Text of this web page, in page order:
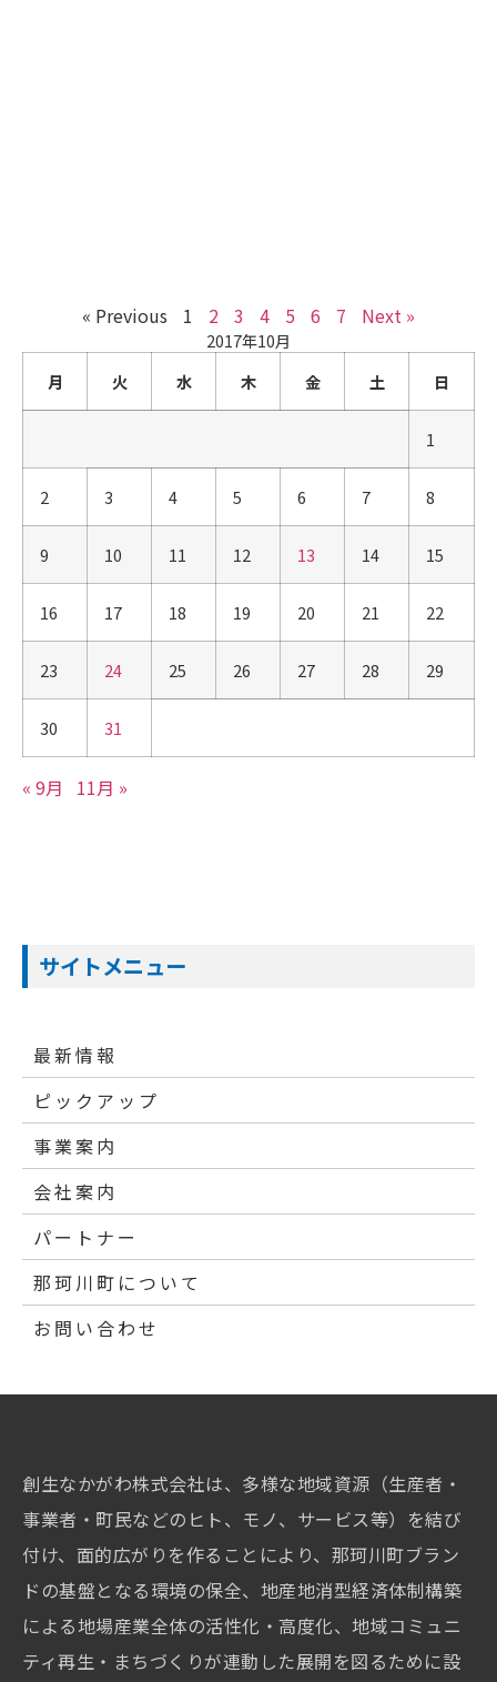
« Previous 1 2 3 4 5 6 7 Next »
2017年10月
月
火 水 木 金 土 日
1
2 3 4 5 6 7 8
9 10 11 12 13 14 15
16 17 18 19 20 21 22
23 24 25 26 27 28 29
30 31
« 9月 11月 »
サイトメニュー
最新情報
ピックアップ
事業案内
会社案内
パートナー
那珂川町について
お問い合わせ
創生なかがわ株式会社は、多様な地域資源（生産者・
事業者・町民などのヒト、モノ、サービス等）を結び
付け、面的広がりを作ることにより、那珂川町ブラン
ドの基盤となる環境の保全、地産地消型経済体制構築
による地場産業全体の活性化・高度化、地域コミュニ
ティ再生・まちづくりが連動した展開を図るために設